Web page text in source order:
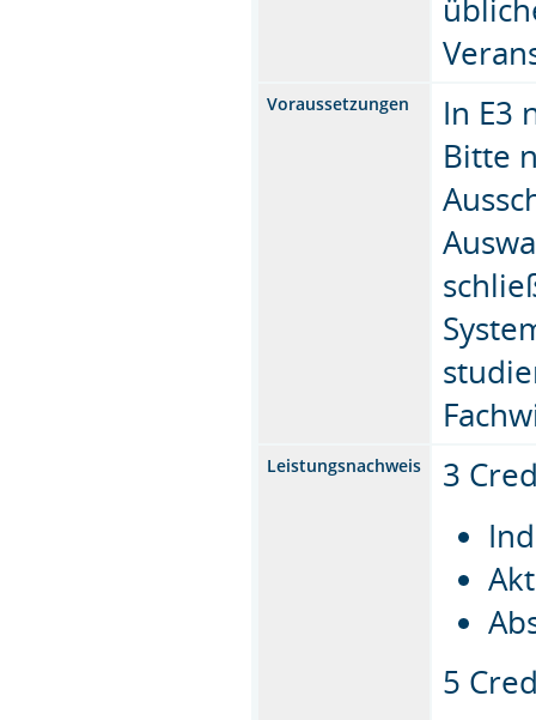
Voraussetzungen
In E3
Bitte
Leistungsnachweis
3
5